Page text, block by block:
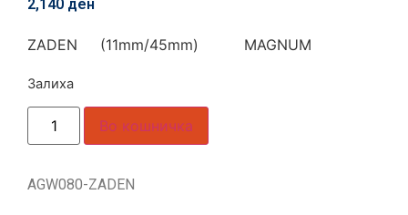
2,140 ден
ZADEN (11mm/45mm) MAGNUM
Залиха
Во кошничка
AGW080-ZADEN